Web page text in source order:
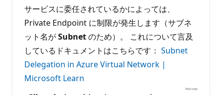
サービスに委任されているかによっては、
Private Endpoint に制限が発生します（サブネ
ット名がSubnetのため）。 これについて言及
しているドキュメントはこちらです： Subnet
Delegation in Azure Virtual Network |
Microsoft Learn